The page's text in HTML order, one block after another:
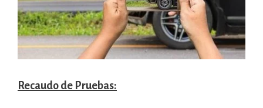
Recaudo de Pruebas: